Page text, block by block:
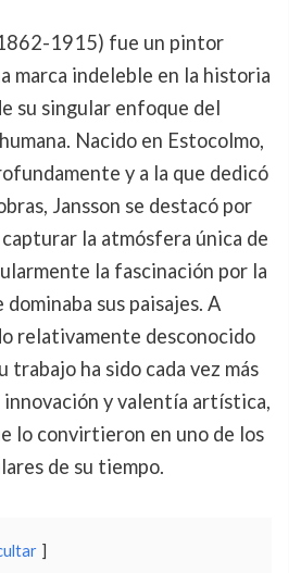
1915) fue un pintor
marca indeleble en la historia
su singular enfoque del
Nacido en Estocolmo,
y a la que dedicó
Jansson se destacó por
capturar la atmósfera única de
la fascinación por la
sus paisajes. A
relativamente desconocido
trabajo ha sido cada vez más
innovación y valentía artística,
lo convirtieron en uno de los
de su tiempo.